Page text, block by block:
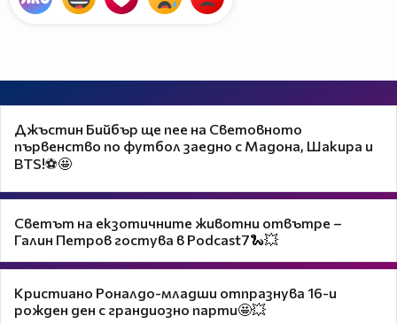
Джъстин Бийбър ще пее на Световното
първенство по футбол заедно с Мадона, Шакира и
BTS!⚽🤩
Светът на екзотичните животни отвътре –
Галин Петров гостува в Podcast7🐍💥
Кристиано Роналдо-младши отпразнува 16-и
рожден ден с грандиозно парти🤩💥